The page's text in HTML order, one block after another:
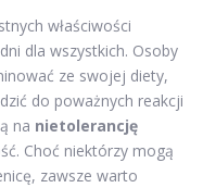
właściwości
dla wszystkich. Osoby
ze swojej diety,
do poważnych reakcji
na nietolerancję
Choć niektórzy mogą
zawsze warto